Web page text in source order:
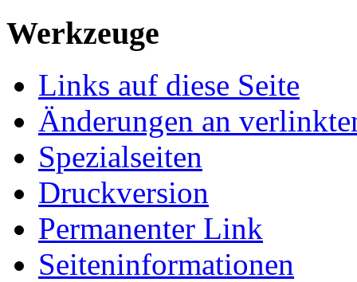
Werkzeuge
Links auf diese Seite
Änderungen an
Spezialseiten
Druckversion
Permanenter Link
Seiteninformationen